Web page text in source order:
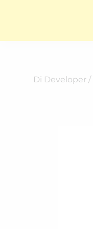
Di Developer /